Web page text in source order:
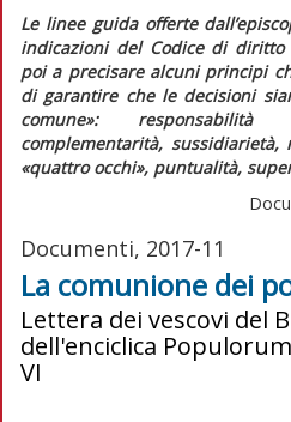
Le linee guida offerte
indicazioni del Codice di diritto
poi a precisare alcuni principi
di garantire che le decisioni
comune»: responsabilità
complementarità,
«quattro occhi», puntualità,
Documenti, 2017-11
La comunione dei
Lettera dei vescovi del
dell'enciclica
VI